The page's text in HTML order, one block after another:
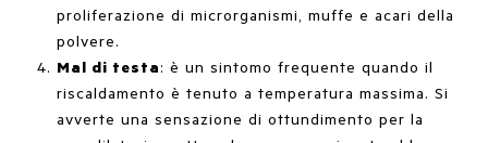
proliferazione di microrganismi, muffe e acari della
polvere.
Mal di testa: è un sintomo frequente quando il
riscaldamento è tenuto a temperatura massima. Si
avverte una sensazione di ottundimento per la